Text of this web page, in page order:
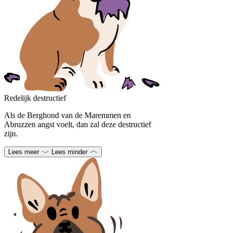
Redelijk destructief
Als de Berghond van de Maremmen en
Abruzzen angst voelt, dan zal deze destructief
zijn.
Lees meer Lees minder